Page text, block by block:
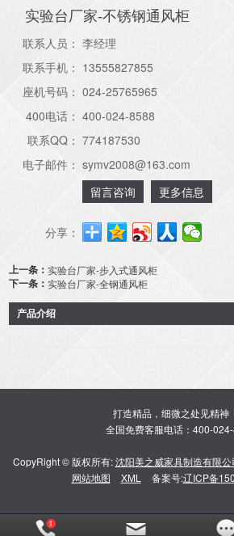
实验台厂家-不锈钢通风柜
联系人员： 李经理
联系手机： 13555827855
座机号码： 024-25765965
400电话： 400-024-8588
联系QQ： 774187530
电子邮件： symv2008@163.com
留言咨询
更多信息
分享：
上一条： 实验台厂家-步入式通风柜
下一条： 实验台厂家-全钢通风柜
产品介绍
打造精品，细微之处见精神
全国免费客服电话：400-
CopyRight © 版权所有:沈阳美之威家具制造有限公
网站地图
XML 备案号:辽ICP备